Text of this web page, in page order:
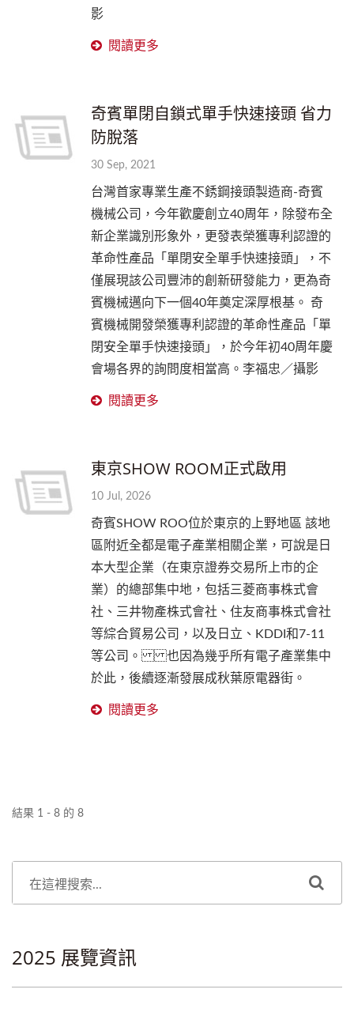
影
閱讀更多
奇賓單閉自鎖式單手快速接頭 省力
防脫落
30 Sep, 2021
台灣首家專業生產不銹鋼接頭製造商-奇賓
機械公司，今年歡慶創立40周年，除發布全
新企業識別形象外，更發表榮獲專利認證的
革命性產品「單閉安全單手快速接頭」，不
僅展現該公司豐沛的創新研發能力，更為奇
賓機械邁向下一個40年奠定深厚根基。 奇
賓機械開發榮獲專利認證的革命性產品「單
閉安全單手快速接頭」，於今年初40周年慶
會場各界的詢問度相當高。李福忠／攝影
閱讀更多
東京SHOW ROOM正式啟用
10 Jul, 2026
奇賓SHOW ROO位於東京的上野地區 該地
區附近全都是電子產業相關企業，可說是日
本大型企業（在東京證券交易所上市的企
業）的總部集中地，包括三菱商事株式會
社、三井物產株式會社、住友商事株式會社
等綜合貿易公司，以及日立、KDDI和7-11
等公司。 也因為幾乎所有電子產業集中
於此，後續逐漸發展成秋葉原電器街。
閱讀更多
結果 1 - 8 的 8
2025 展覽資訊